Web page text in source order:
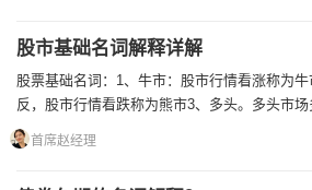
股市基础名词解释详解
股票基础名词：1、牛市：股市行情看涨称为
反，股市行情看跌称为熊市3、多头。多头市
首席赵经理